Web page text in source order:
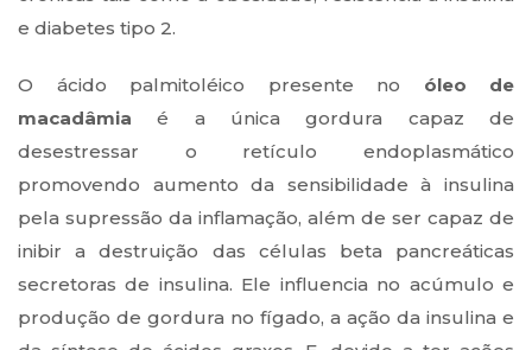
e diabetes tipo 2.
O ácido palmitoléico presente no óleo de
macadâmia é a única gordura capaz de
desestressar o retículo endoplasmático
promovendo aumento da sensibilidade à insulina
pela supressão da inflamação, além de ser capaz de
inibir a destruição das células beta pancreáticas
secretoras de insulina. Ele influencia no acúmulo e
produção de gordura no fígado, a ação da insulina e